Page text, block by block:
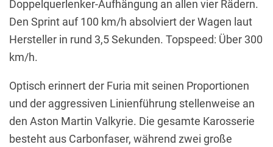
Doppelquerlenker-Aufhängung an allen vier Rädern.
Den Sprint auf 100 km/h absolviert der Wagen laut
Hersteller in rund 3,5 Sekunden. Topspeed: Über 300
km/h.
Optisch erinnert der Furia mit seinen Proportionen
und der aggressiven Linienführung stellenweise an
den Aston Martin Valkyrie. Die gesamte Karosserie
besteht aus Carbonfaser, während zwei große